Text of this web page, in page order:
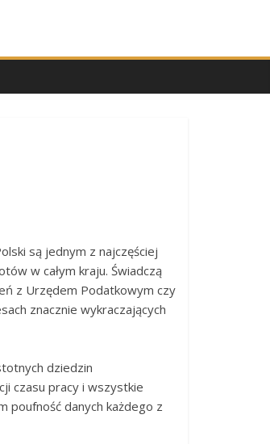
są jednym z najczęściej
w całym kraju. Świadczą
z Urzędem Podatkowym czy
znacznie wykraczających
dziedzin
czasu pracy i wszystkie
poufność danych każdego z